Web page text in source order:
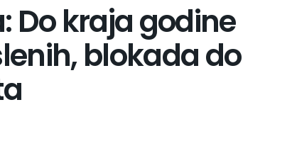
Do kraja godine
blokada do